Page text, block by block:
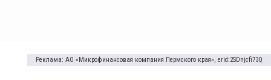
Реклама: АО «Микрофинансовая компания Пермского края», erid:2SDnjcfi73Q